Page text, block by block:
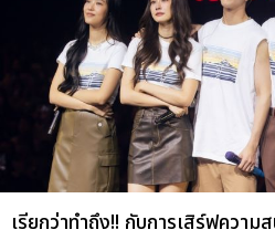
เรียกว่าทำถึง!! กับการเสิร์ฟควา